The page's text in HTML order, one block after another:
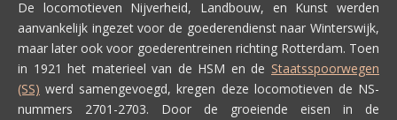
De locomotieven Nijverheid, Landbouw, en Kunst werden
aanvankelijk ingezet voor de goederendienst naar Winterswijk,
maar later ook voor goederentreinen richting Rotterdam. Toen
in 1921 het materieel van de HSM en de Staatsspoorwegen
(SS) werd samengevoegd, kregen deze locomotieven de NS-
nummers 2701-2703. Door de groeiende eisen in de